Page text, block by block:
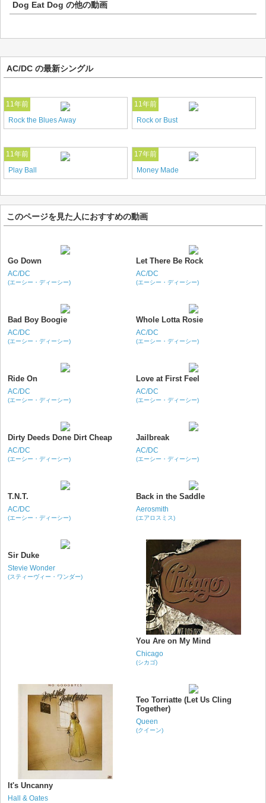
Dog Eat Dog の他の動画
AC/DC の最新シングル
11年前
Rock the Blues Away
11年前
Rock or Bust
11年前
Play Ball
17年前
Money Made
このページを見た人におすすめの動画
Go Down
AC/DC
(エーシー・ディーシー)
Let There Be Rock
AC/DC
(エーシー・ディーシー)
Bad Boy Boogie
AC/DC
(エーシー・ディーシー)
Whole Lotta Rosie
AC/DC
(エーシー・ディーシー)
Ride On
AC/DC
(エーシー・ディーシー)
Love at First Feel
AC/DC
(エーシー・ディーシー)
Dirty Deeds Done Dirt Cheap
AC/DC
(エーシー・ディーシー)
Jailbreak
AC/DC
(エーシー・ディーシー)
T.N.T.
AC/DC
(エーシー・ディーシー)
Back in the Saddle
Aerosmith
(エアロスミス)
Sir Duke
Stevie Wonder
(スティーヴィー・ワンダー)
You Are on My Mind
Chicago
(シカゴ)
It's Uncanny
Hall & Oates
Teo Torriatte (Let Us Cling
Together)
Queen
(クイーン)